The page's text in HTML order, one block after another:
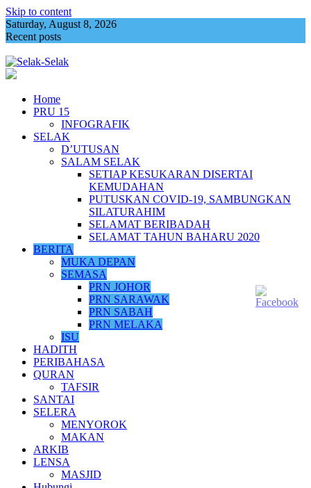
Skip to content
Saturday, August 8, 2026
Recent posts
Bersatu masih anggota PN, bakal rujuk ROS
Home
PRU 15
INFOGRAFIK
SELAK
D’UTUSAN
SALAM SELAK
SETIAP KESUKARAN DISERTAI
KEMUDAHAN
PUTUSKAN COVID-19, SAMBUNGKAN
SILATURAHIM
SELAMAT BERIBADAH
SELAMAT TAHUN BAHARU 2020
BERITA
MUKA DEPAN
SEMASA
PRN JOHOR
PRN SARAWAK
PRN SABAH
PRN MELAKA
ISU
HADITH
PERIBAHASA
QURAN
TAFSIR
SANTAI
SELERA
MENYOROK
MAKAN
ARKIB
LENSA
MASJID